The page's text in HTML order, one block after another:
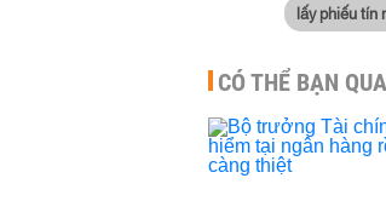
lấy phiếu tín
CÓ THỂ BẠN